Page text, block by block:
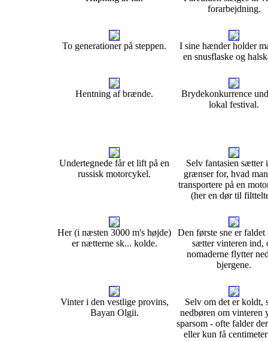
forarbejdning.
To generationer på steppen.
I sine hænder holder
en snusflaske og
Hentning af brænde.
Brydekonkurrence
lokal festival.
Undertegnede får et lift på en
russisk motorcykel.
Selv fantasien sætter
grænser for, hvad
transportere på en
(her en dør til
Her (i næsten 3000 m's højde)
er nætterne sk... kolde.
Den første sne er faldet
sætter vinteren ind,
nomaderne flytter
bjergene.
Vinter i den vestlige provins,
Bayan Olgii.
Selv om det er koldt,
nedbøren om vinteren
sparsom - ofte falder
eller kun få